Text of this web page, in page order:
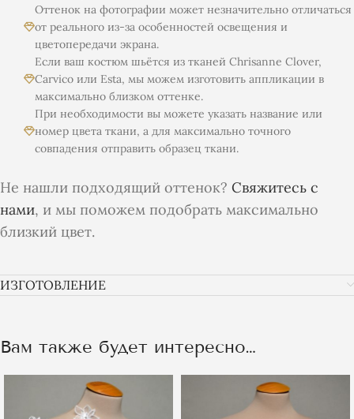
Оттенок на фотографии может незначительно отличаться
от реального из-за особенностей освещения и
цветопередачи экрана.
Если ваш костюм шьётся из тканей Chrisanne Clover,
Carvico или Esta, мы можем изготовить аппликации в
максимально близком оттенке.
При необходимости вы можете указать название или
номер цвета ткани, а для максимально точного
совпадения отправить образец ткани.
Не нашли подходящий оттенок? Свяжитесь с
нами, и мы поможем подобрать максимально
близкий цвет.
ИЗГОТОВЛЕНИЕ
Вам также будет интересно…